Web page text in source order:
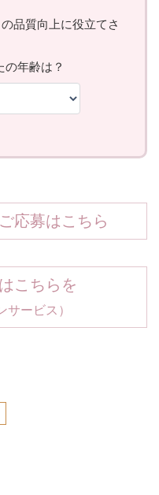
応募はこちら
こちらを
ービス）